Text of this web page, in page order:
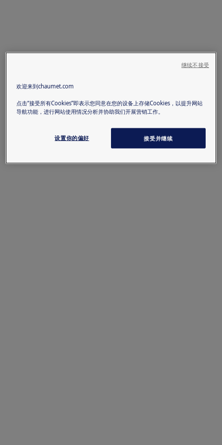
欢迎来到chaumet.com
点击“接受所有Cookies”即表示您同意在您的设备上存储Cookies，以提升网站
导航功能，进行网站使用情况分析并协助我们开展营销工作。
设置你的偏好 接受并继续
继续不接受